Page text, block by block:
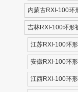
内蒙古RXI-100环
吉林RXI-100环形
江苏RXI-100环
安徽RXI-100环
江西RXI-100环